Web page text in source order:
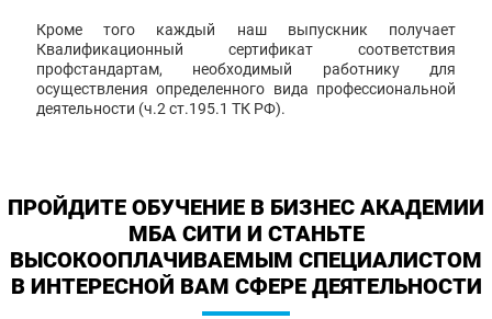
Кроме того каждый наш выпускник получает
Квалификационный сертификат соответствия
профстандартам, необходимый работнику для
осуществления определенного вида профессиональной
деятельности (ч.2 ст.195.1 ТК РФ).
ПРОЙДИТЕ ОБУЧЕНИЕ В БИЗНЕС АКАДЕМИИ
МБА СИТИ И СТАНЬТЕ
ВЫСОКООПЛАЧИВАЕМЫМ СПЕЦИАЛИСТОМ
В ИНТЕРЕСНОЙ ВАМ СФЕРЕ ДЕЯТЕЛЬНОСТИ